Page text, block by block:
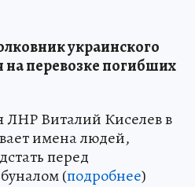
украинского
перевозке погибших
ЛНР Виталий Киселев в
имена людей,
перед
(подробнее)